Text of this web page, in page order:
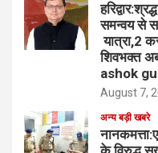
समन्वय से
यात्रा,2
शिवभक्त
ashok
August 7,
अन्य बड़ी खबरे